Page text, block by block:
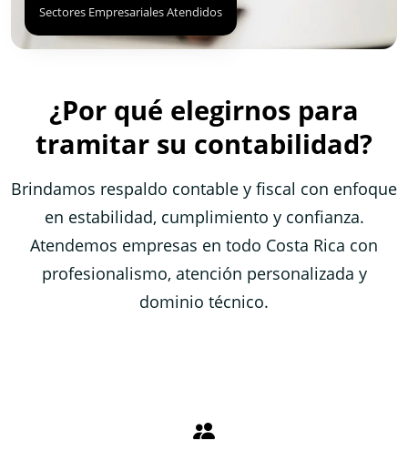
Sectores Empresariales Atendidos
¿Por qué elegirnos para
tramitar su contabilidad?
Brindamos respaldo contable y fiscal con enfoque
en estabilidad, cumplimiento y confianza.
Atendemos empresas en todo Costa Rica con
profesionalismo, atención personalizada y
dominio técnico.